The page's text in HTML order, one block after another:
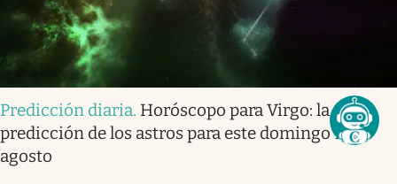
Predicción diaria. Horóscopo para Virgo: la
predicción de los astros para este domingo 9 de
agosto